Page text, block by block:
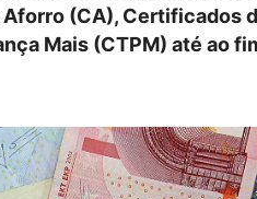
(CA), Certificados
Mais (CTPM) até ao